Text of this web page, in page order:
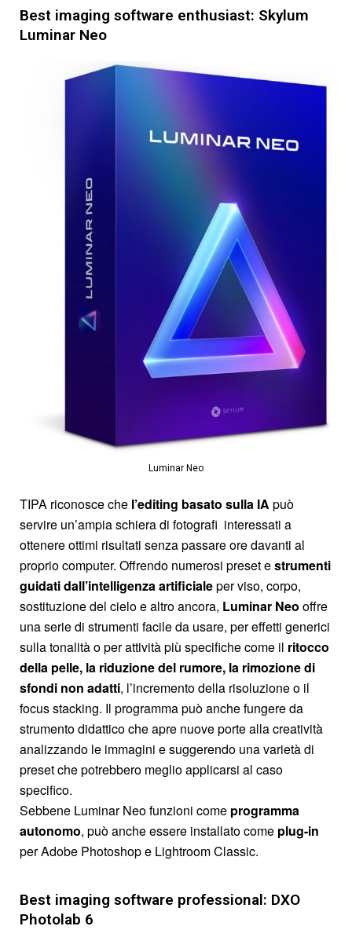
Best imaging software enthusiast: Skylum
Luminar Neo
Luminar Neo
TIPA riconosce che l’editing basato sulla IA può
servire un’ampia schiera di fotografi interessati a
ottenere ottimi risultati senza passare ore davanti al
proprio computer. Offrendo numerosi preset estrumenti
guidati dall’intelligenza artificialeper viso, corpo,
sostituzione del cielo e altro ancora, Luminar Neo offre
una serie di strumenti facile da usare, per effetti generici
sulla tonalità o per attività più specifiche come il ritocco
della pelle, la riduzione del rumore, la rimozione di
sfondi non adatti, l’incremento della risoluzione o il
focus stacking. Il programma può anche fungere da
strumento didattico che apre nuove porte alla creatività
analizzando le immagini e suggerendo una varietà di
preset che potrebbero meglio applicarsi al caso
specifico.
Sebbene Luminar Neo funzioni come programma
autonomo, può anche essere installato come plug-in
per Adobe Photoshop e Lightroom Classic.
Best imaging software professional: DXO
Photolab 6